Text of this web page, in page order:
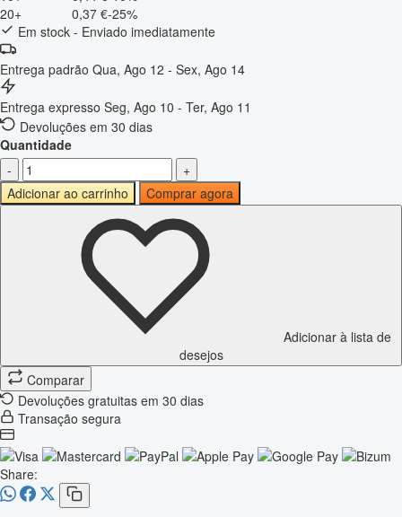
20+
0,37 €-25%
Em stock - Enviado imediatamente
Entrega padrão Qua, Ago 12 - Sex, Ago 14
Entrega expresso Seg, Ago 10 - Ter, Ago 11
Devoluções em 30 dias
Quantidade
-
+
Adicionar ao carrinho
Comprar agora
Adicionar à lista de
desejos
Comparar
Devoluções gratuitas em 30 dias
Transação segura
Share: